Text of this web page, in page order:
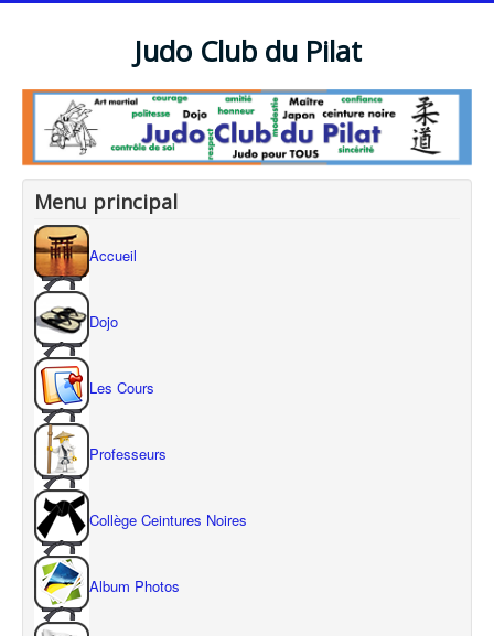
Judo Club du Pilat
Menu principal
Accueil
Dojo
Les Cours
Professeurs
Collège Ceintures Noires
Album Photos